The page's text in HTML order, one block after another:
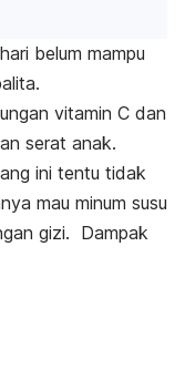
belum mampu
vitamin C dan
serat anak.
ini tentu tidak
mau minum susu
gizi. Dampak